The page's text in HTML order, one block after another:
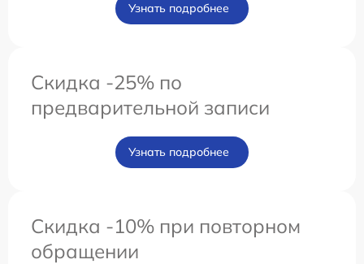
Узнать подробнее
Скидка -25% по
предварительной записи
Узнать подробнее
Скидка -10% при повторном
обращении